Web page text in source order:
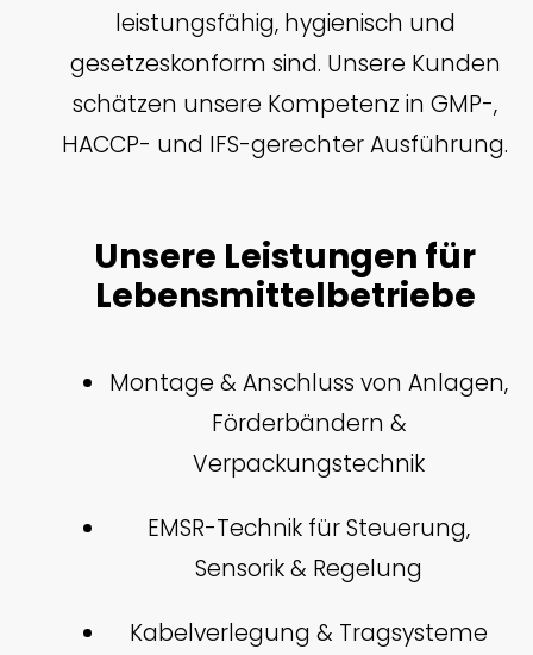
leistungsfähig, hygienisch und
gesetzeskonform sind. Unsere Kunden
schätzen unsere Kompetenz in GMP-,
HACCP- und IFS-gerechter Ausführung.
Unsere Leistungen für
Lebensmittelbetriebe
Montage & Anschluss von Anlagen,
Förderbändern &
Verpackungstechnik
EMSR-Technik für Steuerung,
Sensorik & Regelung
Kabelverlegung & Tragsysteme